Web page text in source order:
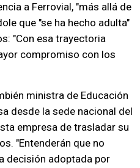
a Ferrovial, "más allá de
que "se ha hecho adulta"
"Con esa trayectoria
compromiso con los
ministra de Educación
desde la sede nacional del
empresa de trasladar su
"Entenderán que no
decisión adoptada por